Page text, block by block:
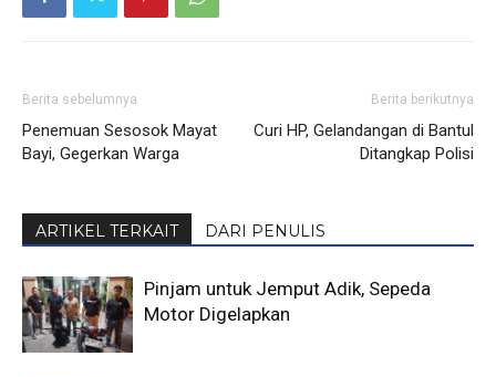
Berita sebelumnya
Penemuan Sesosok Mayat
Bayi, Gegerkan Warga
Berita berikutnya
Curi HP, Gelandangan di Bantul
Ditangkap Polisi
ARTIKEL TERKAIT DARI PENULIS
Pinjam untuk Jemput Adik, Sepeda
Motor Digelapkan